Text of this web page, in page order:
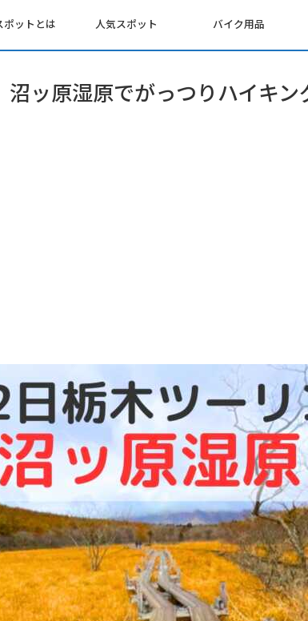
ポットとは 人気スポット バイク用品
ッ原湿原でがっつりハイキン